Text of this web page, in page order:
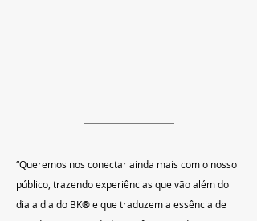
“Queremos nos conectar ainda mais com o nosso
público, trazendo experiências que vão além do
dia a dia do BK® e que traduzem a essência de